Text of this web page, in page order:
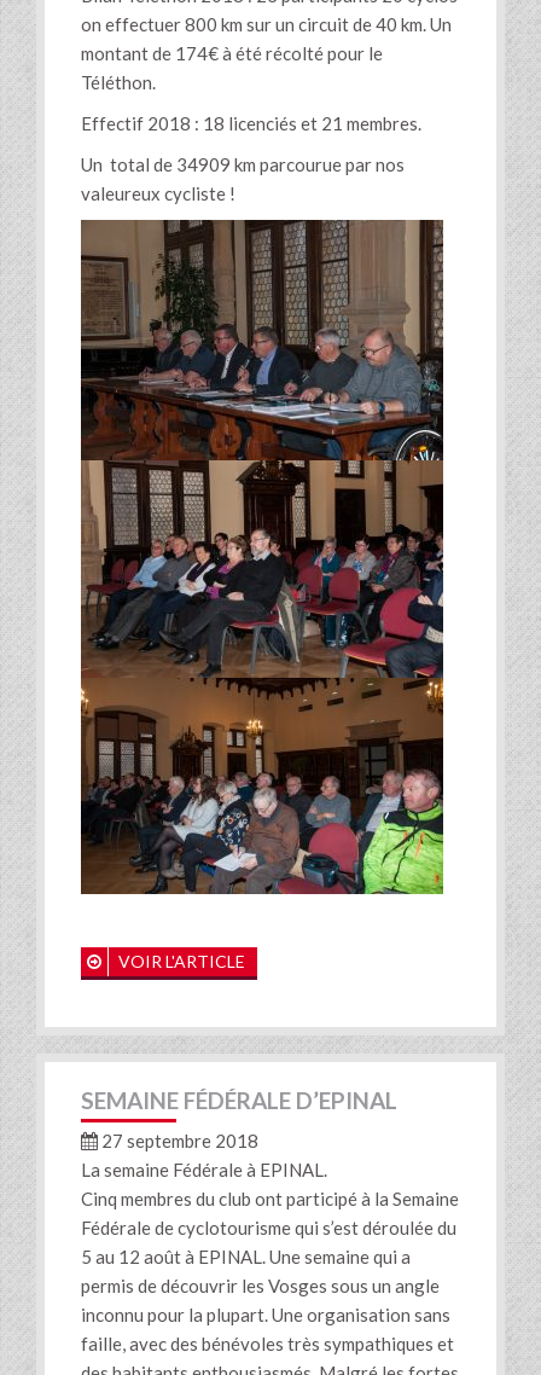
on effectuer 800 km sur un circuit de 40 km. Un
montant de 174€ à été récolté pour le
Téléthon.
Effectif 2018 : 18 licenciés et 21 membres.
Un total de 34909 km parcourue par nos
valeureux cycliste !
VOIR L'ARTICLE
SEMAINE FÉDÉRALE D’EPINAL
27 septembre 2018
La semaine Fédérale à EPINAL.
Cinq membres du club ont participé à la Semaine
Fédérale de cyclotourisme qui s’est déroulée du
5 au 12 août à EPINAL. Une semaine qui a
permis de découvrir les Vosges sous un angle
inconnu pour la plupart. Une organisation sans
faille, avec des bénévoles très sympathiques et